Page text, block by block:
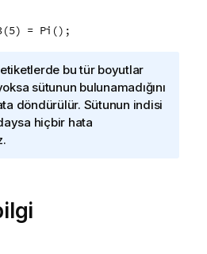
= Pi();
bu tür boyutlar
sütunun bulunamadığını
döndürülür. Sütunun indisi
hiçbir hata